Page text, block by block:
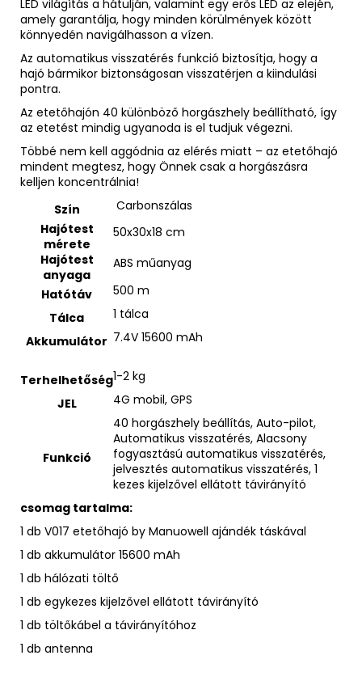
LED világítás a hátulján, valamint egy erős LED az elején,
amely garantálja, hogy minden körülmények között
könnyedén navigálhasson a vízen.
Az automatikus visszatérés funkció biztosítja, hogy a
hajó bármikor biztonságosan visszatérjen a kiindulási
pontra.
Az etetőhajón 40 különböző horgászhely beállítható, így
az etetést mindig ugyanoda is el tudjuk végezni.
Többé nem kell aggódnia az elérés miatt – az etetőhajó
mindent megtesz, hogy Önnek csak a horgászásra
kelljen koncentrálnia!
Szín
Carbonszálas
Hajótest
mérete
50x30x18 cm
Hajótest
anyaga
ABS műanyag
Hatótáv
500 m
Tálca
1 tálca
Akkumulátor 7.4V 15600 mAh
Terhelhetőség1-2 kg
JEL
4G mobil, GPS
Funkció
40 horgászhely beállítás, Auto-pilot,
Automatikus visszatérés, Alacsony
fogyasztású automatikus visszatérés,
jelvesztés automatikus visszatérés, 1
kezes kijelzővel ellátott távirányító
csomag tartalma:
1 db V017 etetőhajó by Manuowell ajándék táskával
1 db akkumulátor 15600 mAh
1 db hálózati töltő
1 db egykezes kijelzővel ellátott távirányító
1 db töltőkábel a távirányítóhoz
1 db antenna